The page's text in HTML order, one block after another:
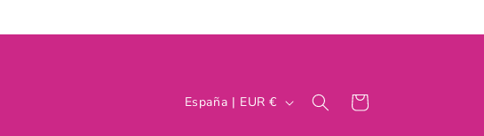
P
España | EUR € Carrito